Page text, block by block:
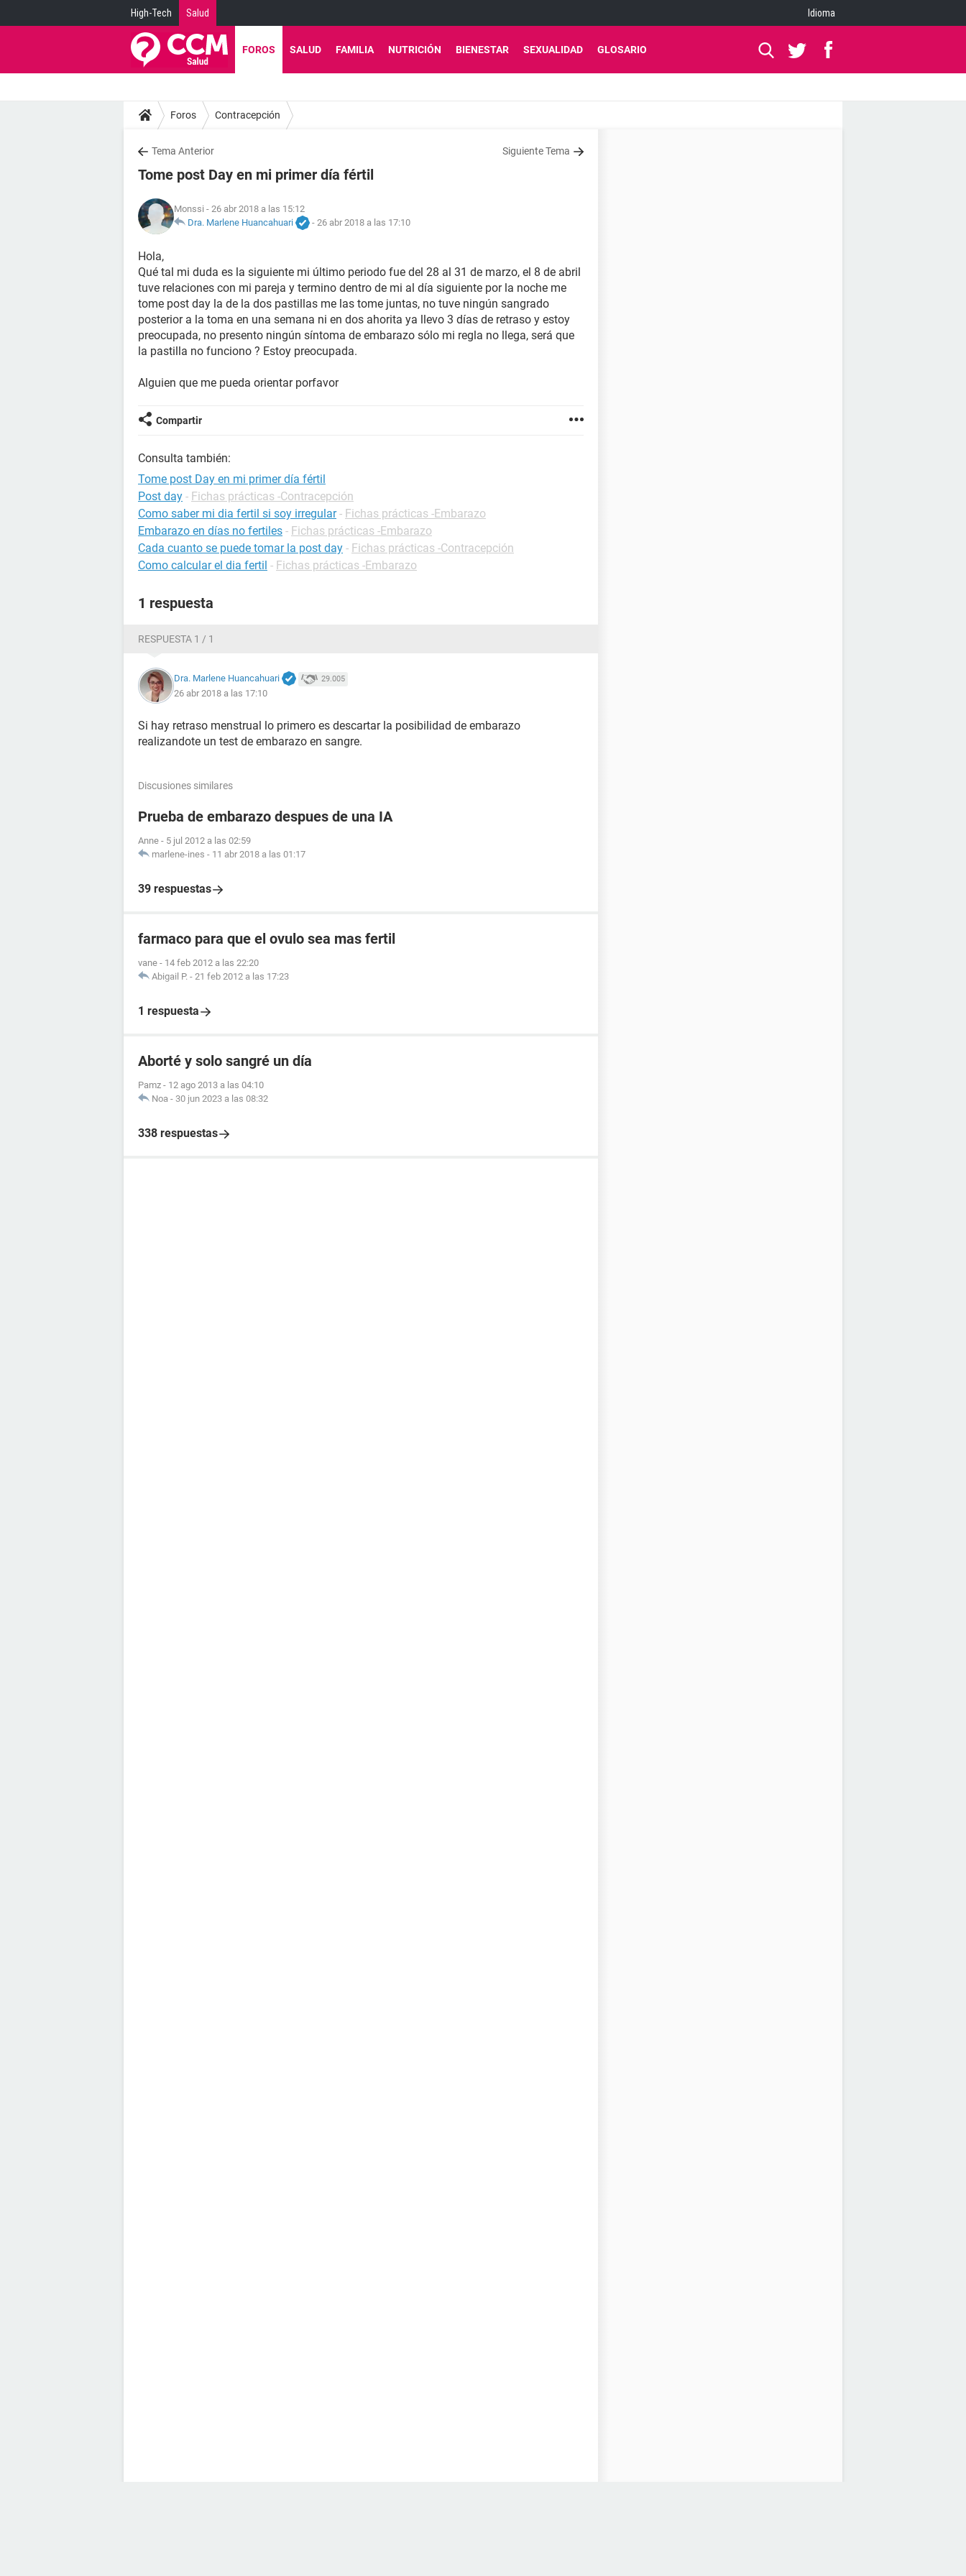
High-Tech Salud Idioma
FOROS SALUD FAMILIA NUTRICIÓN BIENESTAR SEXUALIDAD GLOSARIO
Foros Contracepción
Tema Anterior Siguiente Tema
Tome post Day en mi primer día fértil
Monssi - 26 abr 2018 a las 15:12
Dra. Marlene Huancahuari
- 26 abr 2018 a las 17:10
Hola,
Qué tal mi duda es la siguiente mi último periodo fue del 28 al 31 de marzo, el 8 de abril
tuve relaciones con mi pareja y termino dentro de mi al día siguiente por la noche me
tome post day la de la dos pastillas me las tome juntas, no tuve ningún sangrado
posterior a la toma en una semana ni en dos ahorita ya llevo 3 días de retraso y estoy
preocupada, no presento ningún síntoma de embarazo sólo mi regla no llega, será que
la pastilla no funciono ? Estoy preocupada.
Alguien que me pueda orientar porfavor
Compartir
Consulta también:
Tome post Day en mi primer día fértil
Post day - Fichas prácticas -Contracepción
Como saber mi dia fertil si soy irregular - Fichas prácticas -Embarazo
Embarazo en días no fertiles - Fichas prácticas -Embarazo
Cada cuanto se puede tomar la post day - Fichas prácticas -Contracepción
Como calcular el dia fertil - Fichas prácticas -Embarazo
1 respuesta
RESPUESTA 1 / 1
Dra. Marlene Huancahuari 29.005
26 abr 2018 a las 17:10
Si hay retraso menstrual lo primero es descartar la posibilidad de embarazo
realizandote un test de embarazo en sangre.
Discusiones similares
Prueba de embarazo despues de una IA
Anne - 5 jul 2012 a las 02:59
marlene-ines - 11 abr 2018 a las 01:17
39 respuestas
farmaco para que el ovulo sea mas fertil
vane - 14 feb 2012 a las 22:20
Abigail P. - 21 feb 2012 a las 17:23
1 respuesta
Aborté y solo sangré un día
Pamz - 12 ago 2013 a las 04:10
Noa - 30 jun 2023 a las 08:32
338 respuestas